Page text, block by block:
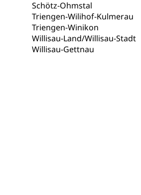
Schötz-Ohmstal
Triengen-Wilihof-Kulmerau
Triengen-Winikon
Willisau-Land/Willisau-Stadt
Willisau-Gettnau